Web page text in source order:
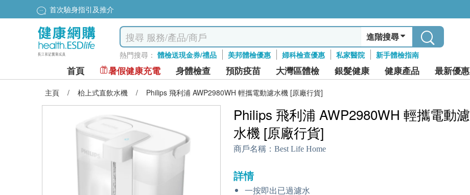
首次驗身指引及推介
進階搜尋
熱門搜尋： 體檢送現金券/禮品 美邦體檢優惠 婦科檢查優惠 私家醫院 新手體檢指南
首頁 暑假健康充電 身體檢查 預防疫苗 大灣區體檢 銀髮健康 健康產品 最新優惠
主頁 / 枱上式直飲水機 / Philips 飛利浦 AWP2980WH 輕攜電動濾水機 [原廠行貨]
Philips 飛利浦 AWP2980WH 輕攜電動濾
水機 [原廠行貨]
商戶名稱： Best Life Home
詳情
一按即出已過濾水